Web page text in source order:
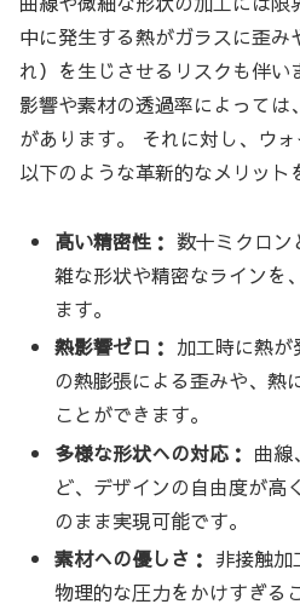
中に発生する熱がガラスに歪
れ）を生じさせるリスクも伴
影響や素材の透過率によって
があります。 それに対し、ウォ
以下のような革新的なメリット
高い精密性： 数十ミクロン
雑な形状や精密なラインを
ます。
熱影響ゼロ： 加工時に熱が
の熱膨張による歪みや、熱
ことができます。
多様な形状への対応： 曲線
ど、デザインの自由度が高
のまま実現可能です。
素材への優しさ： 非接触加
物理的な圧力をかけすぎる